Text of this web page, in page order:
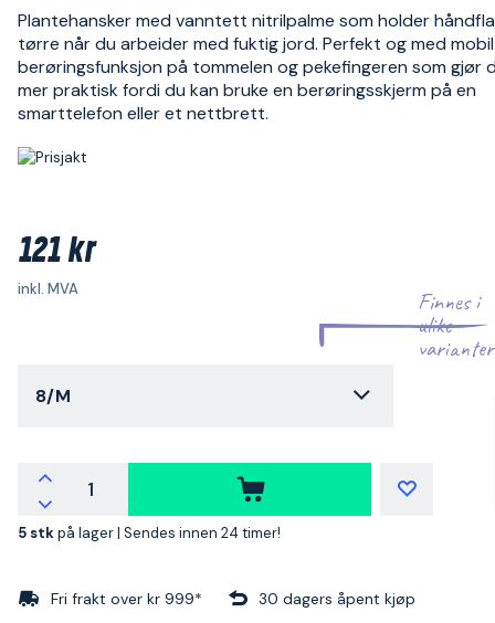
Plantehansker med vanntett nitrilpalme som holder
tørre når du arbeider med fuktig jord. Perfekt og med mobil
berøringsfunksjon på tommelen og pekefingeren som gjør
mer praktisk fordi du kan bruke en berøringsskjerm på en
smarttelefon eller et nettbrett.
121 kr
inkl. MVA
Finnes i
ulike
varianter
8/M
5 stkpå lager | Sendes innen 24 timer!
Fri frakt over kr 999* 30 dagers åpent kjøp